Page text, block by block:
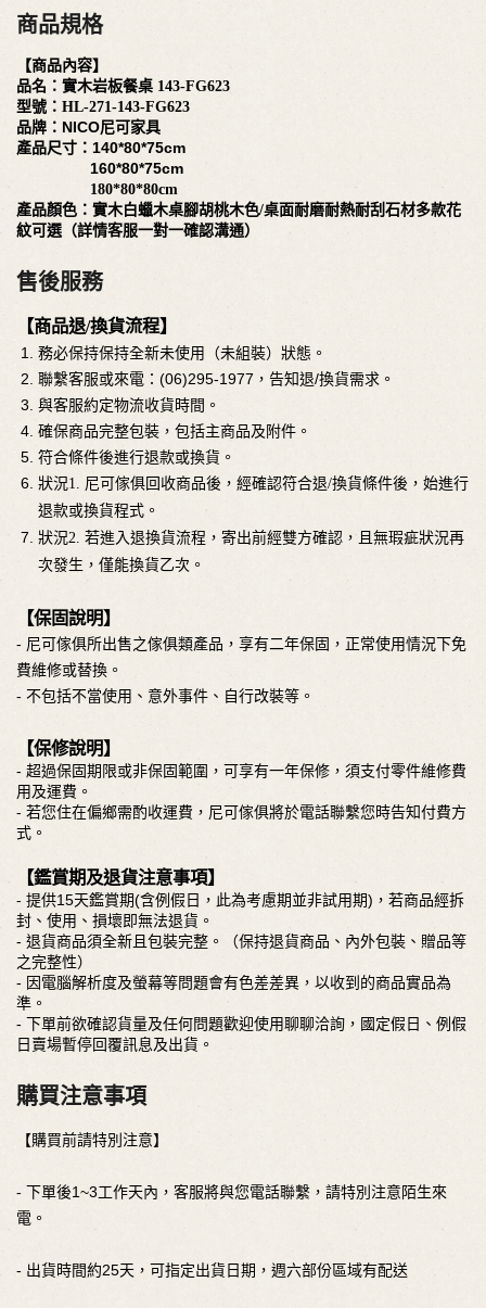
商品規格
【商品內容】
品名：實木岩板餐桌 143-FG623
型號： HL-271-143-FG623
品牌：NICO尼可家具
產品尺寸：140*80*75cm
160*80*75cm
180*80*80cm
產品顏色：實木白蠟木桌腳胡桃木色/桌面耐磨耐熱耐刮石材多款花
紋可選（詳情客服一對一確認溝通）
售後服務
【商品退/換貨流程】
務必保持保持全新未使用（未組裝）狀態。
聯繫客服或來電：(06)295-1977，告知退/換貨需求。
與客服約定物流收貨時間。
確保商品完整包裝，包括主商品及附件。
符合條件後進行退款或換貨。
狀況1. 尼可傢俱回收商品後，經確認符合退/換貨條件後，始進行
退款或換貨程式。
狀況2. 若進入退換貨流程，寄出前經雙方確認，且無瑕疵狀況再
次發生，僅能換貨乙次。
【保固說明】
- 尼可傢俱所出售之傢俱類產品，享有二年保固，正常使用情況下免
費維修或替換。
- 不包括不當使用、意外事件、自行改裝等。
【保修說明】
- 超過保固期限或非保固範圍，可享有一年保修，須支付零件維修費
用及運費。
- 若您住在偏鄉需酌收運費，尼可傢俱將於電話聯繫您時告知付費方
式。
【鑑賞期及退貨注意事項】
- 提供15天鑑賞期(含例假日，此為考慮期並非試用期)，若商品經拆
封、使用、損壞即無法退貨。
- 退貨商品須全新且包裝完整。（保持退貨商品、內外包裝、贈品等
之完整性）
- 因電腦解析度及螢幕等問題會有色差差異，以收到的商品實品為
準。
- 下單前欲確認貨量及任何問題歡迎使用聊聊洽詢，國定假日、例假
日賣場暫停回覆訊息及出貨。
購買注意事項
【購買前請特別注意】
- 下單後1~3工作天內，客服將與您電話聯繫，請特別注意陌生來
電。
- 出貨時間約25天，可指定出貨日期，週六部份區域有配送